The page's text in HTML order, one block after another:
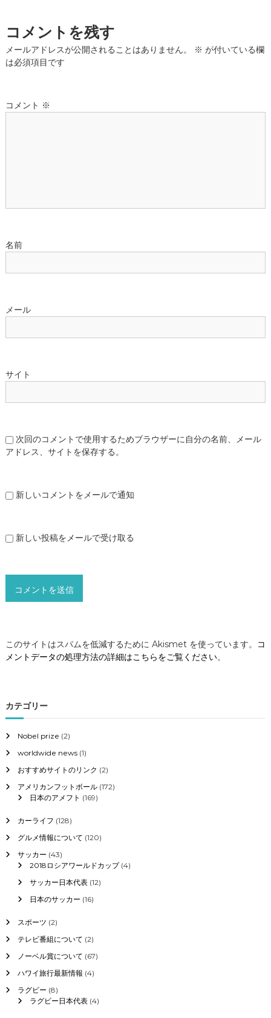
ゲ
ー
ョ
コメントを残す
メールアドレスが公開されることはありません。 ※ が付いている欄
は必須項目です
コメント ※
名前
メール
サイト
次回のコメントで使用するためブラウザーに自分の名前、メール
アドレス、サイトを保存する。
新しいコメントをメールで通知
新しい投稿をメールで受け取る
このサイトはスパムを低減するために Akismet を使っています。
コ
メントデータの処理方法の詳細はこちらをご覧ください。
カテゴリー
Nobel prize (2)
worldwide news(1)
おすすめサイトのリンク (2)
アメリカンフットボール(172)
日本のアメフト (169)
カーライフ (128)
グルメ情報について (120)
サッカー (43)
2018ロシアワールドカップ(4)
サッカー日本代表(12)
日本のサッカー (16)
スポーツ (2)
テレビ番組について (2)
ノーベル賞について (67)
ハワイ旅行最新情報 (4)
ラグビー (8)
ラグビー日本代表(4)